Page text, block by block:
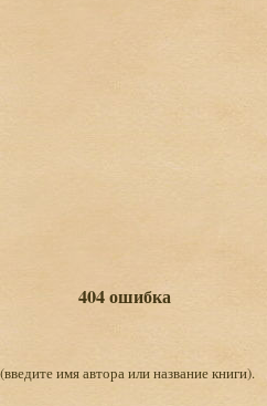
404 ошибка
имя автора или название книги).